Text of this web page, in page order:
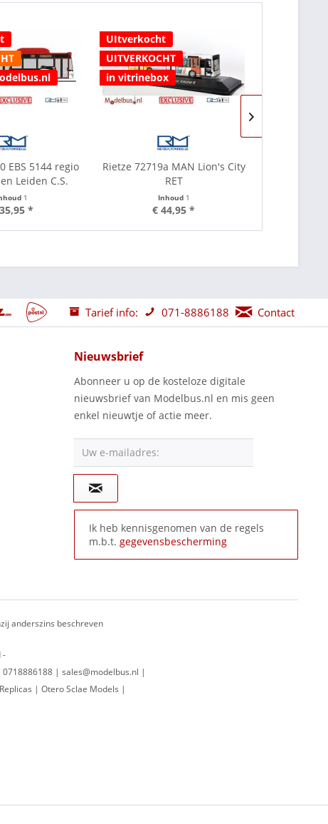
EBS 5144 regio
Leiden C.S.
1
*
UItverkocht
UITVERKOCHT
in vitrinebox
Rietze 72719a MAN Lion's City
RET
Inhoud 1
€ 44,95 *
Tarief info: 071-8886188 Contact
Nieuwsbrief
Abonneer u op de kosteloze digitale
nieuwsbrief van Modelbus.nl en mis geen
enkel nieuwtje of actie meer.
Uw e-mailadres:
Ik heb kennisgenomen van de regels
m.b.t. gegevensbescherming
anderszins beschreven
-
| sales@modelbus.nl |
| Otero Sclae Models |